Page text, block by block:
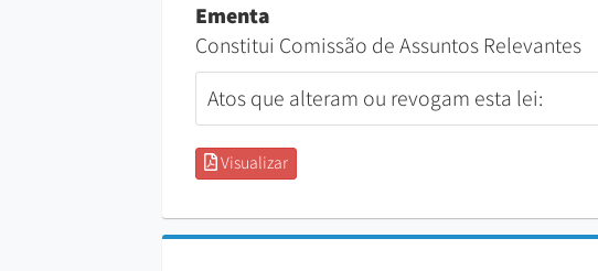
Ementa
Constitui Comissão de Assuntos Relevantes
Atos que alteram ou revogam esta lei:
Visualizar